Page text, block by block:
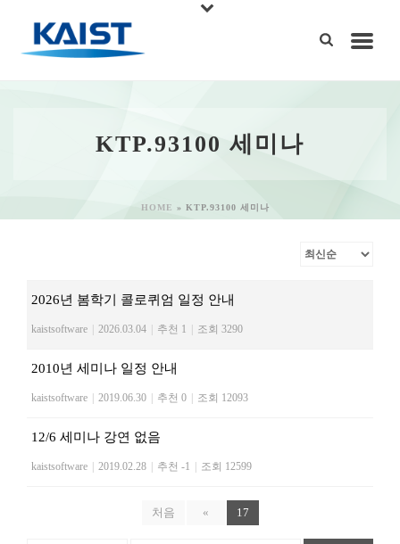
KTP.93100 세미나
HOME » KTP.93100 세미나
2026년 봄학기 콜로퀴엄 일정 안내
kaistsoftware 2026.03.04 추천 1 조회 3290
2010년 세미나 일정 안내
kaistsoftware 2019.06.30 추천 0 조회 12093
12/6 세미나 강연 없음
kaistsoftware 2019.02.28 추천 -1 조회 12599
처음 « 17